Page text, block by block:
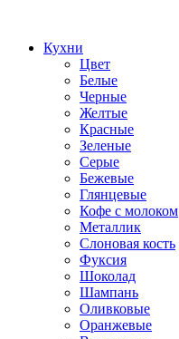
Кухни
Цвет
Белые
Черные
Желтые
Красные
Зеленые
Серые
Бежевые
Глянцевые
Кофе с молоком
Металлик
Слоновая кость
Фуксия
Шоколад
Шампань
Оливковые
Оранжевые